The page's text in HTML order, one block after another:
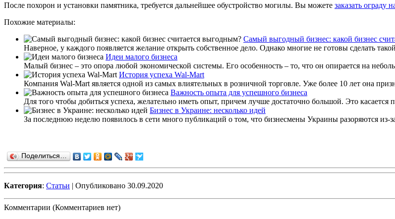
После похорон и установки памятника, требуется дальнейшее обустройство могилы. Вы можете заказать ограду
Похожие материалы:
Самый выгодный бизнес: какой бизнес
Наверное, у каждого появляется желание открыть собственное дело. Однако многие не готовы сделать
Идеи малого бизнеса
Малый бизнес – это опора любой экономической системы. Его особенность – то, что он опирается на
История успеха Wal-Mart
Компания Wal-Mart является одной из самых влиятельных в розничной торговле. Уже более 10 лет она
Важность опыта для успешного бизнеса
Для того чтобы добиться успеха, желательно иметь опыт, причем лучше достаточно большой. Это касается
Бизнес в Украине: несколько идей
За последнюю неделю появилось в сети много публикаций о том, что бизнесмены Украины разоряются из-
Поделиться…
Категория: Статьи | Опубликовано 30.09.2020
Комментарии (Комментариев нет)